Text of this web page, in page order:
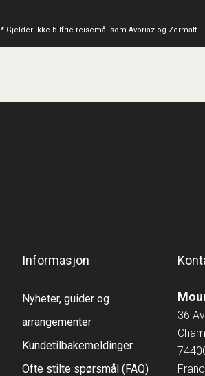
* Gjelder ikke bilfrie reisemål som Avoriaz og Zermatt.
Informasjon
Nyheter, guider og
arrangementer
Kundetilbakemeldinger
Ofte stilte spørsmål (FAQ)
36